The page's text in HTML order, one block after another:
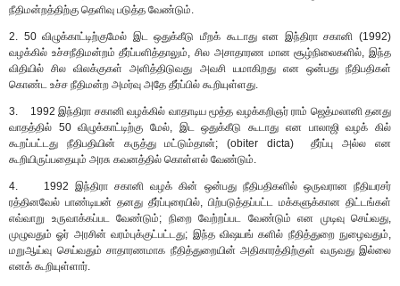
நீதிமன்றத்திற்கு தெளிவு படுத்த வேண்டும்.
2. 50 விழுக்காட்டிற்குமேல் இட ஒதுக்கீடு மீறக் கூடாது என இந்திரா சகானி (1992)
வழக்கில் உச்சநீதிமன்றம் தீர்ப்பளித்தாலும், சில அசாதாரண மான சூழ்நிலைகளில், இந்த
விதியில் சில விலக்குகள் அளித்திடுவது அவசி யமாகிறது என ஒன்பது நீதிபதிகள்
கொண்ட உச்ச நீதிமன்ற அமர்வு அதே தீர்ப்பில் கூறியுள்ளது.
3. 1992 இந்திரா சகானி வழக்கில் வாதாடிய மூத்த வழக்கறிஞர் ராம் ஜெத்மலானி தனது
வாதத்தில் 50 விழுக்காட்டிற்கு மேல், இட ஒதுக்கீடு கூடாது என பாலாஜி வழக் கில்
கூறப்பட்டது நீதிபதியின் கருத்து மட்டும்தான்; (obiter dicta) தீர்ப்பு அல்ல என
கூறியிருப்பதையும் அரசு கவனத்தில் கொள்ளல் வேண்டும்.
4. 1992 இந்திரா சகானி வழக் கின் ஒன்பது நீதிபதிகளில் ஒருவரான நீதியரசர்
ரத்தினவேல் பாண்டியன் தனது தீர்ப்புரையில், பிற்படுத்தப்பட்ட மக்களுக்கான திட்டங்கள்
எவ்வாறு உருவாக்கப்பட வேண்டும்; நிறை வேற்றப்பட வேண்டும் என முடிவு செய்வது,
முழுவதும் ஓர் அரசின் வரம்புக்குட்பட்டது; இந்த விஷயங் களில் நீதித்துறை நுழைவதும்,
மறுஆய்வு செய்வதும் சாதாரணமாக நீதித்துறையின் அதிகாரத்திற்குள் வருவது இல்லை
எனக் கூறியுள்ளார்.